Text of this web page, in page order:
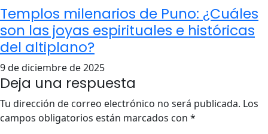
Templos milenarios de Puno: ¿Cuáles
son las joyas espirituales e históricas
del altiplano?
9 de diciembre de 2025
Deja una respuesta
Tu dirección de correo electrónico no será publicada. Los
campos obligatorios están marcados con *